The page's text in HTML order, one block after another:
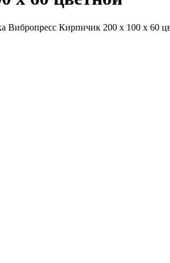
Вибропресс Кирпичик 200 х 100 х 60